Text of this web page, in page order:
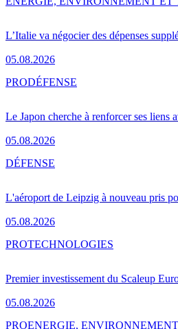
L’Italie va négocier des dépenses
05.08.2026
Le Japon cherche à renforcer ses liens
05.08.2026
PRODÉFENSE
L'aéroport de Leipzig à nouveau pris
05.08.2026
DÉFENSE
Premier investissement du Scaleup
05.08.2026
PROTECHNOLOGIES
PROENERGIE,